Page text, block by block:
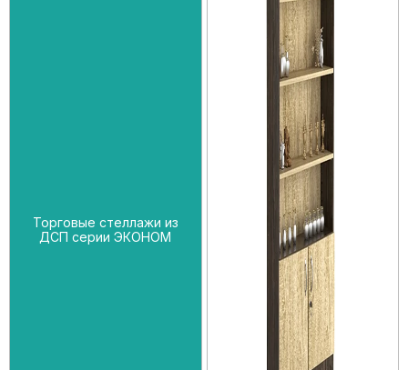
Торговые стеллажи из
ДСП серии ЭКОНОМ